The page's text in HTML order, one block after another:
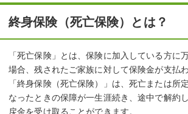
終身保険（死亡保険）とは？
「死亡保険」とは、保険に加入している方に
場合、残されたご家族に対して保険金が支払
「終身保険（死亡保険）」は、死亡または所
なったときの保障が一生涯続き、途中で解約
戻金を受け取ることができます。